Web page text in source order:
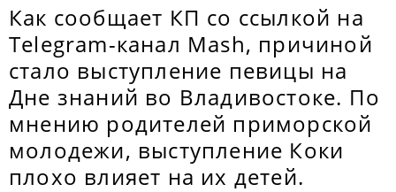
Как сообщает КП со ссылкой на
Telegram-канал Mash, причиной
стало выступление певицы на
Дне знаний во Владивостоке. По
мнению родителей приморской
молодежи, выступление Коки
плохо влияет на их детей.